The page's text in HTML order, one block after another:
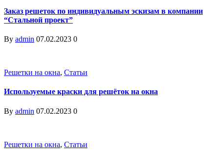
Заказ решеток по индивидуальным эскизам в компании
“Стальной проект”
By admin 07.02.2023 0
Решетки на окна, Статьи
Используемые краски для решёток на окна
By admin 07.02.2023 0
Решетки на окна, Статьи